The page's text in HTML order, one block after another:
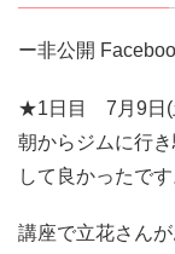
ー非公開
★1日目 7月9日(
朝からジムに行
して良かったです
講座で立花さん